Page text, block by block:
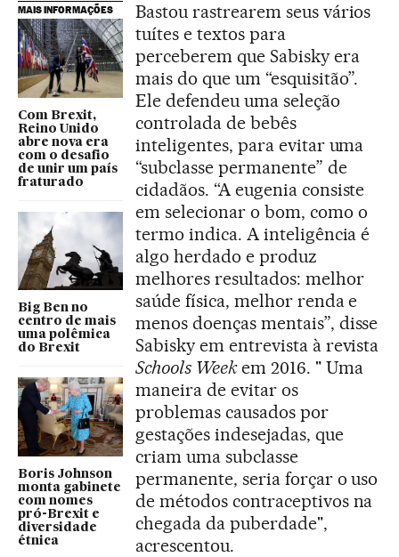
MAIS INFORMAÇÕES
Com Brexit,
Reino Unido
abre nova era
com o desafio
de unir um país
fraturado
Big Ben no
centro de mais
uma polêmica
do Brexit
Boris Johnson
monta gabinete
com nomes
pró-Brexit e
diversidade
étnica
Bastou rastrearem seus vários
tuítes e textos para
perceberem que Sabisky era
mais do que um “esquisitão”.
Ele defendeu uma seleção
controlada de bebês
inteligentes, para evitar uma
“subclasse permanente” de
cidadãos. “A eugenia consiste
em selecionar o bom, como o
termo indica. A inteligência é
algo herdado e produz
melhores resultados: melhor
saúde física, melhor renda e
menos doenças mentais”, disse
Sabisky em entrevista à revista
Schools Weekem 2016. " Uma
maneira de evitar os
problemas causados ​​por
gestações indesejadas, que
criam uma subclasse
permanente, seria forçar o uso
de métodos contraceptivos na
chegada da puberdade",
acrescentou.